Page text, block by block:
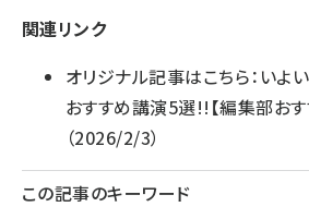
関連リンク
オリジナル記事はこちら： いよ
おすすめ講演5選!!【編集部おす
（2026/2/3）
この記事のキーワード